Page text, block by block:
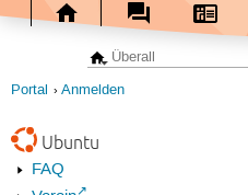
Portal Anmelden
Ubuntu
FAQ